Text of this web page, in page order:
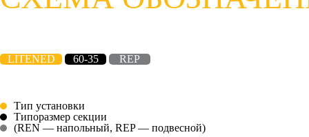
LITENED 60-35 REP
Тип установки
Типоразмер секции
(REN — напольный, REP — подвесной)